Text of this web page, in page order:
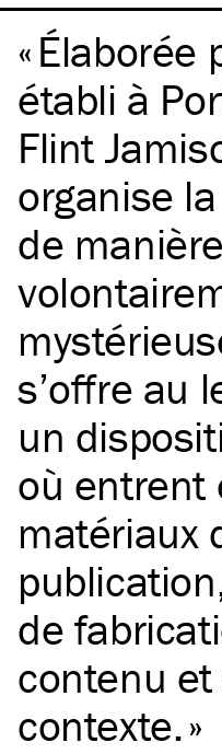
Élaborée
établi à
Flint
organise
de manière
s’offre au
un
où entrent
matériaux
de
contenu
contexte.